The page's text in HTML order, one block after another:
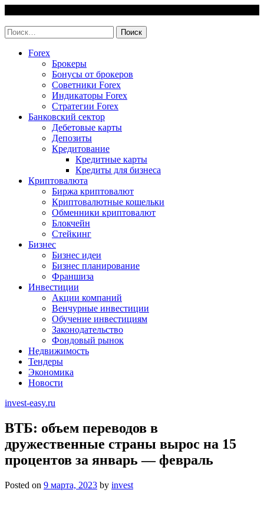
content
Найти:
Forex
Брокеры
Бонусы от брокеров
Советники Forex
Индикаторы Forex
Стратегии Forex
Банковский сектор
Дебетовые карты
Депозиты
Кредитование
Кредитные карты
Кредиты для бизнеса
Криптовалюта
Биржа криптовалют
Криптовалютные кошельки
Обменники криптовалют
Блокчейн
Стейкинг
Бизнес
Бизнес идеи
Бизнес планирование
Франшиза
Инвестиции
Акции компаний
Венчурные инвестиции
Обучение инвестициям
Законодательство
Фондовый рынок
Недвижимость
Тендеры
Экономика
Новости
invest-easy.ru
ВТБ: объем переводов в
дружественные страны вырос на 15
процентов за январь — февраль
Posted on 9 марта, 2023 by invest